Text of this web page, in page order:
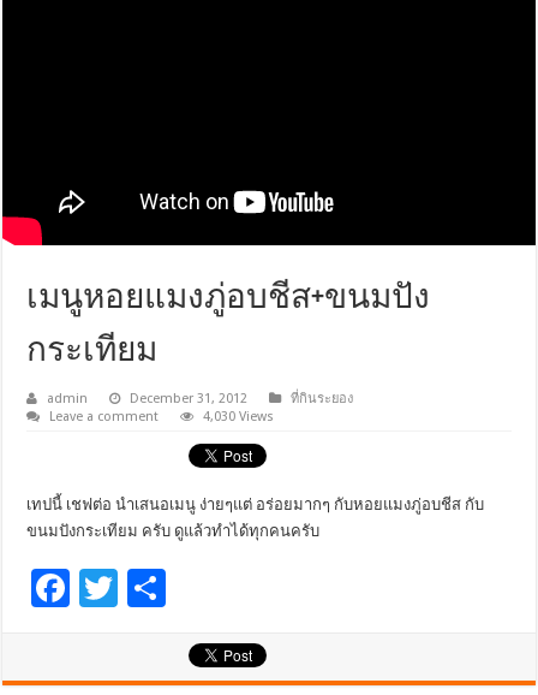
เมนูหอยแมงภู่อบชีส+ขนมปัง
กระเทียม
admin December 31, 2012
ที่กินระยอง
Leave a comment
4,030 Views
เทปนี้ เชฟต่อ นำเสนอเมนู ง่ายๆแต่ อร่อยมากๆ กับหอยแมงภู่อบชีส กับ
ขนมปังกระเทียม ครับ ดูแล้วทำได้ทุกคนครับ
F
T
ar